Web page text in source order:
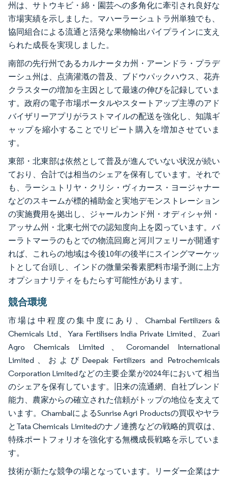
州は、サトウキビ・綿・園芸への多角化に牽引され良好な
市場実績を示しました。マハーラーシュトラ州単独でも、
協同組合による流通と活発な果物輸出パイプラインに支え
られた成長を実現しました。
南部の先行州であるカルナータカ州・アーンドラ・プラデ
ーシュ州は、点滴灌漑の普及、ブドウパックハウス、花卉
クラスターの増加を主因として最速の伸びを記録していま
す。政府の電子市場ポータルやスタートアップ主導のアド
バイザリーアプリがラストマイルの配送を強化し、知識ギ
ャップを縮小することでリピート購入を増加させていま
す。
東部・北東部は依然として普及が進んでいない状況が続い
ており、合計では相当のシェアを保有しています。それで
も、ラーシュトリヤ・クリシ・ヴィカース・ヨージャナー
などのスキームが標的補助金と実地デモンストレーション
の実施費用を拠出し、ジャールカンド州・オディシャ州・
アッサム州・北東七州での認知度向上を図っています。バ
ーラトマーラのもとでの物流回廊と河川フェリーが開通す
れば、これらの地域は今後10年の後半にスイングマーケッ
トとして台頭し、インドの微量栄養素肥料市場予測に上方
オプショナリティをもたらす可能性があります。
競合環境
市場は中程度の集中度にあり、Chambal Fertilizers &
Chemicals Ltd、Yara Fertilisers India Private Limited、Zuari
Agro Chemicals Limited、Coromandel International
Limited、およびDeepak Fertilizers and Petrochemicals
Corporation Limitedなどの主要企業が2024年において相当
のシェアを保有しています。旧来の流通網、自社ブレンド
能力、農家からの確立された信頼がトップの地位を支えて
います。ChambalによるSunrise Agri Productsの買収やヤラ
とTata Chemicals Limitedのナノ連携などの戦略的買収は、
特殊ポートフォリオを強化する無機成長戦略を示していま
す。
技術が新たな競争の場となっています。リーダー企業はナ